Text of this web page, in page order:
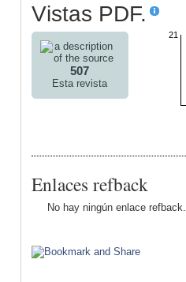
Vistas PDF.
507
Esta revista
21
Enlaces refback
No hay ningún enlace refback.